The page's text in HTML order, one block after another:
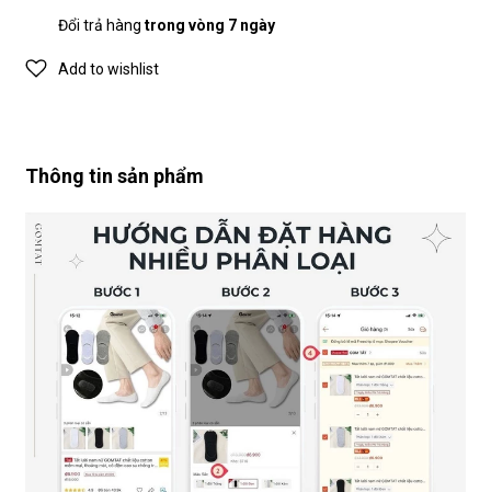
Đổi trả hàng trong vòng 7 ngày
Add to wishlist
Thông tin sản phẩm